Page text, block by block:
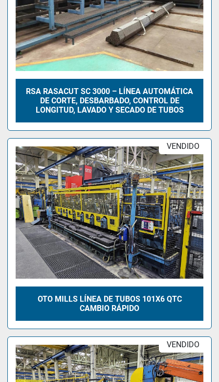
RSA RASACUT SC 3000 – LÍNEA AUTOMÁTICA
DE CORTE, DESBARBADO, CONTROL DE
LONGITUD, LAVADO Y SECADO DE TUBOS
VENDIDO
OTO MILLS LÍNEA DE TUBOS 101X6 QTC
CAMBIO RÁPIDO
VENDIDO